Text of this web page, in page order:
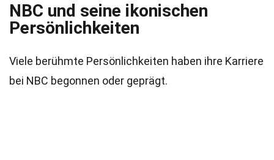
NBC und seine ikonischen
Persönlichkeiten
Viele berühmte Persönlichkeiten haben ihre Karriere
bei NBC begonnen oder geprägt.